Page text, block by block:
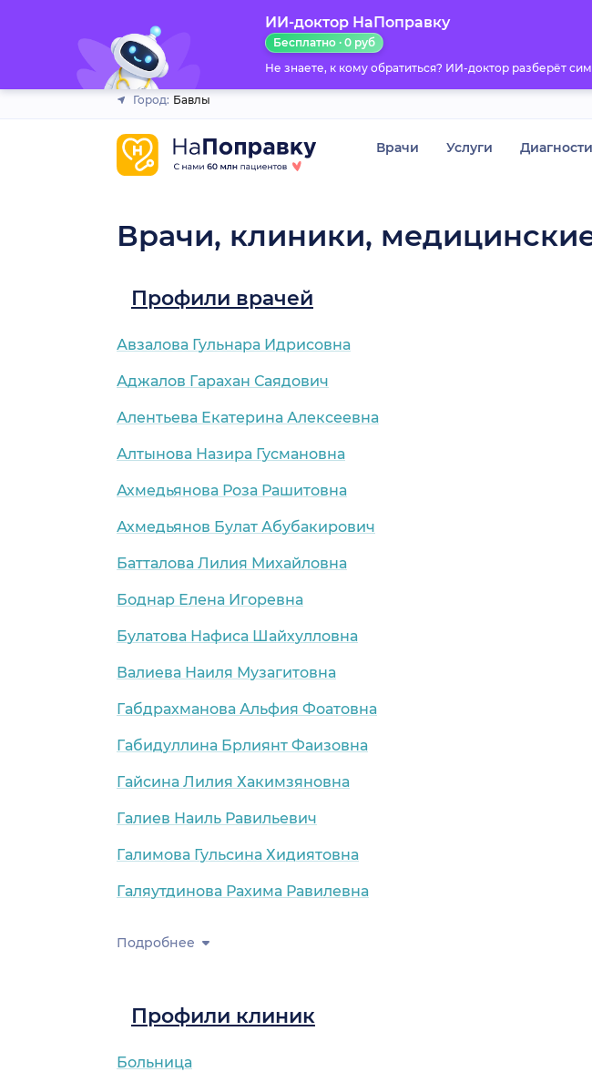
ИИ-доктор НаПоправку
Бесплатно · 0 руб
Не знаете, к кому обратиться? ИИ-доктор разберёт
Город: Бавлы
Врачи Услуги
Врачи, клиники,
Профили врачей
Авзалова Гульнара Идрисовна
Аджалов Гарахан Саядович
Алентьева Екатерина Алексеевна
Алтынова Назира Гусмановна
Ахмедьянова Роза Рашитовна
Ахмедьянов Булат Абубакирович
Батталова Лилия Михайловна
Боднар Елена Игоревна
Булатова Нафиса Шайхулловна
Валиева Наиля Музагитовна
Габдрахманова Альфия Фоатовна
Габидуллина Брлиянт Фаизовна
Гайсина Лилия Хакимзяновна
Галиев Наиль Равильевич
Галимова Гульсина Хидиятовна
Галяутдинова Рахима Равилевна
Подробнее
Профили клиник
Больница